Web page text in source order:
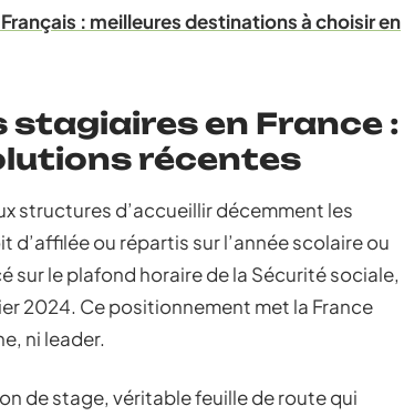
: meilleures destinations à choisir en
en France :
récentes
structures d’accueillir décemment les
ou répartis sur l’année scolaire ou
sur le plafond horaire de la Sécurité sociale,
2024. Ce positionnement met la France
ni leader.
de stage, véritable feuille de route qui